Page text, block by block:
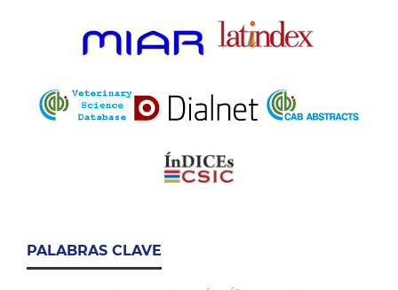
PALABRAS CLAVE